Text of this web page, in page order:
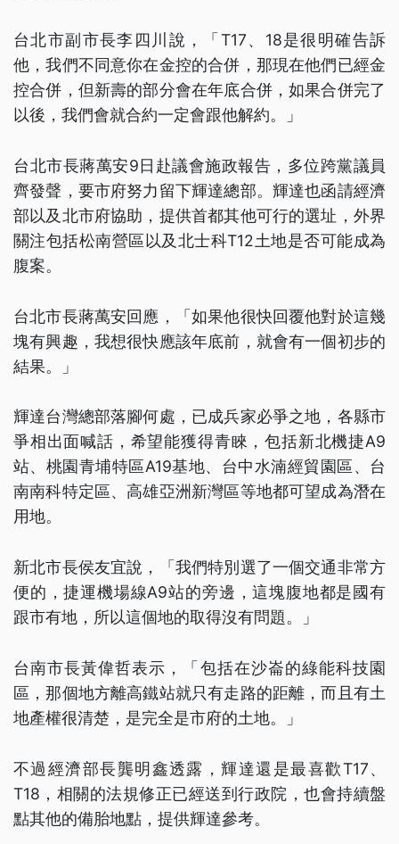
台北市副市長李四川說，「T17、18是很明確告訴
他，我們不同意你在金控的合併，那現在他們已經金
控合併，但新壽的部分會在年底合併，如果合併完了
以後，我們會就合約一定會跟他解約。」
台北市長蔣萬安9日赴議會施政報告，多位跨黨議員
齊發聲，要市府努力留下輝達總部。輝達也函請經濟
部以及北市府協助，提供首都其他可行的選址，外界
關注包括松南營區以及北士科T12土地是否可能成為
腹案。
台北市長蔣萬安回應，「如果他很快回覆他對於這幾
塊有興趣，我想很快應該年底前，就會有一個初步的
結果。」
輝達台灣總部落腳何處，已成兵家必爭之地，各縣市
爭相出面喊話，希望能獲得青睞，包括新北機捷A9
站、桃園青埔特區A19基地、台中水湳經貿園區、台
南南科特定區、高雄亞洲新灣區等地都可望成為潛在
用地。
新北市長侯友宜說，「我們特別選了一個交通非常方
便的，捷運機場線A9站的旁邊，這塊腹地都是國有
跟市有地，所以這個地的取得沒有問題。」
台南市長黃偉哲表示，「包括在沙崙的綠能科技園
區，那個地方離高鐵站就只有走路的距離，而且有土
地產權很清楚，是完全是市府的土地。」
不過經濟部長龔明鑫透露，輝達還是最喜歡T17、
T18，相關的法規修正已經送到行政院，也會持續盤
點其他的備胎地點，提供輝達參考。